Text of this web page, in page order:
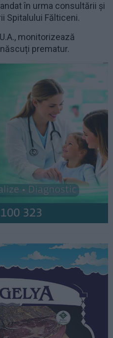
în urma consultării și
Spitalului Fălticeni.
monitorizează
prematur.